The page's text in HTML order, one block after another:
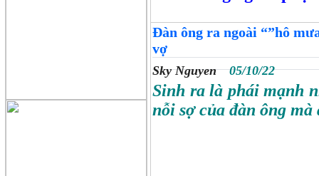
Đàn ông ra ngoài “”hô
vợ
Sky Nguyen 05/10/22
Sinh ra là phái mạnh
nỗi sợ của đàn ông